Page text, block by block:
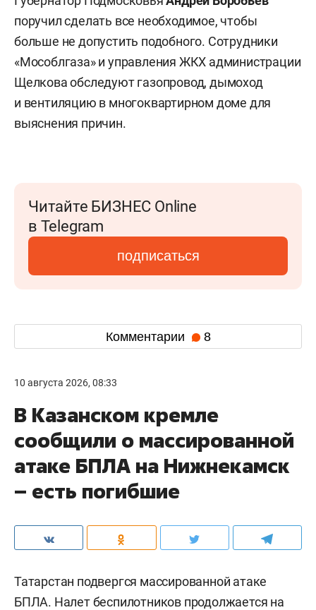
поручил сделать все необходимое, чтобы
больше не допустить подобного. Сотрудники
«Мособлгаза» и управления ЖКХ администрации
Щелкова обследуют газопровод, дымоход
и вентиляцию в многоквартирном доме для
выяснения причин.
Читайте БИЗНЕС Online
в Telegram
подписаться
Комментарии 8
10 августа 2026, 08:33
В Казанском кремле
сообщили о массированной
атаке БПЛА на Нижнекамск
– есть погибшие
Татарстан подвергся массированной атаке
БПЛА. Налет беспилотников продолжается на